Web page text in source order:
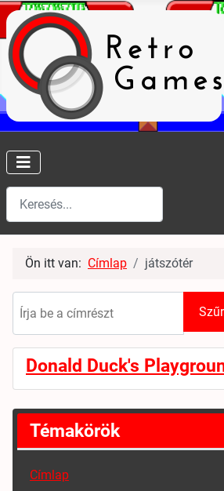
Keresés
Ön itt van: Címlap játszótér
Donald Duck's
Témakörök
Címlap